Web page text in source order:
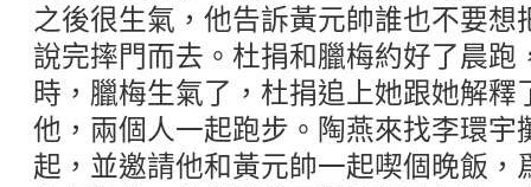
之後很生氣，他告訴黃元帥誰也不要想
說完摔門而去。杜捐和臘梅約好了晨跑
時，臘梅生氣了，杜捐追上她跟她解釋
他，兩個人一起跑步。陶燕來找李環宇
起，並邀請他和黃元帥一起喫個晚飯，